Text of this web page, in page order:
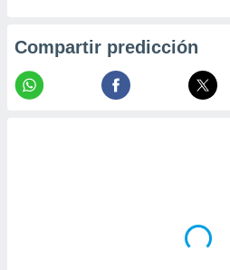
Compartir predicción